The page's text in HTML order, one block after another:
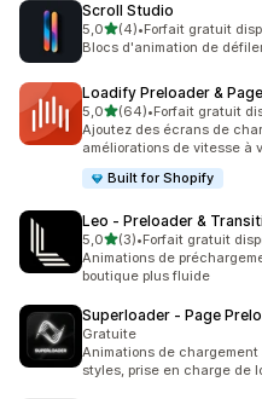
Scroll Studio
5,0étoile(s) sur 5
(4)
4 avis au total
•Forfait gratuit
Blocs d'animation de
Loadify Preloader &
5,0étoile(s) sur 5
(64)
64 avis au total
•Forfait gratuit
Ajoutez des écrans de
améliorations de vitesse à
Built for Shopify
Leo ‑ Preloader &
5,0étoile(s) sur 5
(3)
3 avis au total
•Forfait gratuit
Animations de
boutique plus fluide
Superloader ‑ Page
Gratuite
Animations de chargement
styles, prise en charge de